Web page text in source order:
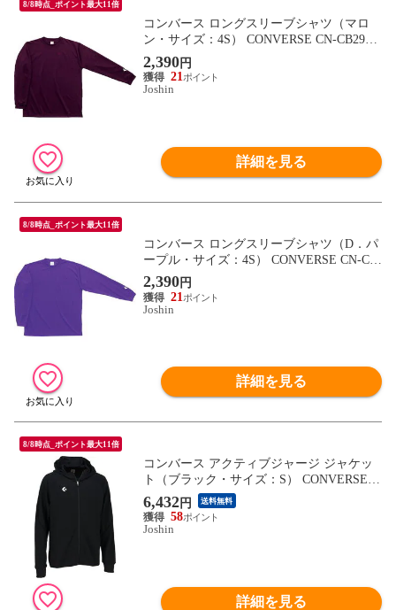
8/8時点_ポイント最大11倍
コンバース ロングスリーブシャツ（マロ
ン・サイズ：4S） CONVERSE CN-CB2913
24L-6900-4S 【返品種別A】
2,390円
21
Joshin
詳細を見る
8/8時点_ポイント最大11倍
コンバース ロングスリーブシャツ（D．パ
ープル・サイズ：4S） CONVERSE CN-CB
291324L-7500-4S 【返品種別A】
2,390円
21
Joshin
詳細を見る
8/8時点_ポイント最大11倍
コンバース アクティブジャージ ジャケッ
ト（ブラック・サイズ：S） CONVERSE C
ON-CB231251-1900-S 【返品種別A】
6,432円 送料無料
58
Joshin
詳細を見る